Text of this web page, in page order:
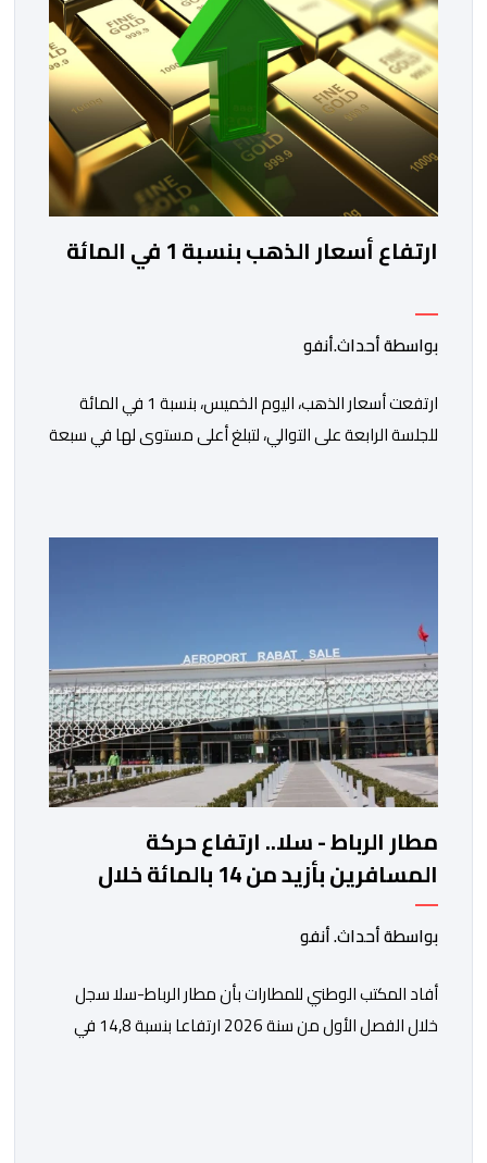
ارتفاع أسعار الذهب بنسبة 1 في المائة
بواسطة أحداث.أنفو
ارتفعت أسعار الذهب، اليوم الخميس، بنسبة 1 في المائة
للجلسة الرابعة على التوالي، لتبلغ أعلى مستوى لها في سبعة
بنسبة 1 في المائة إلى 4285,69 دولارا للأوقية، مسجلا أعلى
مطار الرباط - سلا.. ارتفاع حركة
المسافرين بأزيد من 14 بالمائة خلال
الفصل الأول من 2026
بواسطة أحداث. أنفو
أفاد المكتب الوطني للمطارات بأن مطار الرباط-سلا سجل
خلال الفصل الأول من سنة 2026 ارتفاعا بنسبة 14,8 في